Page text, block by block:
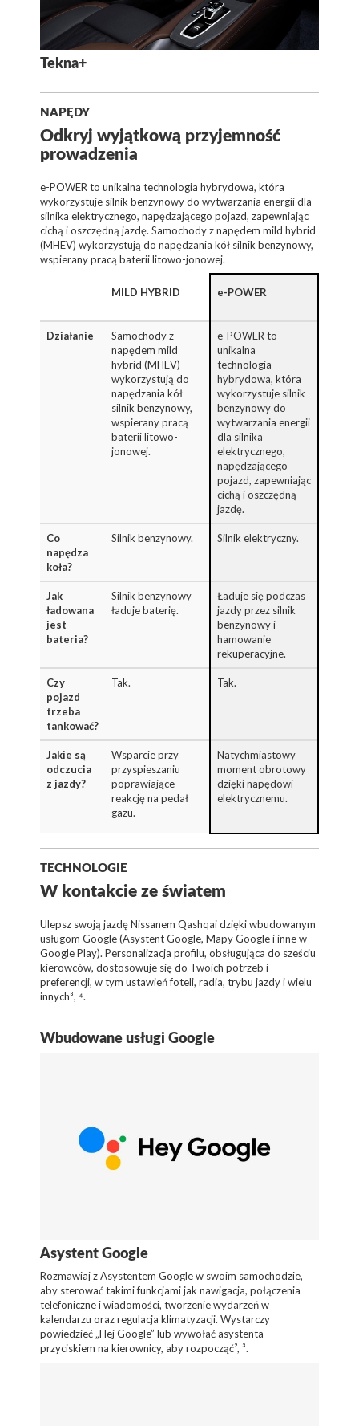
Tekna+
NAPĘDY
Odkryj wyjątkową przyjemność
prowadzenia
e-POWER to unikalna technologia hybrydowa, która
wykorzystuje silnik benzynowy do wytwarzania energii dla
silnika elektrycznego, napędzającego pojazd, zapewniając
cichą i oszczędną jazdę. Samochody z napędem mild hybrid
(MHEV) wykorzystują do napędzania kół silnik benzynowy,
wspierany pracą baterii litowo-jonowej.
MILD HYBRID e-POWER
Działanie
Samochody z
napędem mild
hybrid (MHEV)
wykorzystują do
napędzania kół
silnik benzynowy,
wspierany pracą
baterii litowo-
jonowej.
e-POWER to
unikalna
technologia
hybrydowa, która
wykorzystuje silnik
benzynowy do
wytwarzania energii
dla silnika
elektrycznego,
napędzającego
pojazd, zapewniając
cichą i oszczędną
jazdę.
Co
napędza
koła?
Silnik benzynowy. Silnik elektryczny.
Jak
ładowana
jest
bateria?
Silnik benzynowy
ładuje baterię.
Ładuje się podczas
jazdy przez silnik
benzynowy i
hamowanie
rekuperacyjne.
Czy
pojazd
trzeba
tankować?
Tak. Tak.
Jakie są
odczucia
z jazdy?
Wsparcie przy
przyspieszaniu
poprawiające
reakcję na pedał
gazu.
Natychmiastowy
moment obrotowy
dzięki napędowi
elektrycznemu.
TECHNOLOGIE
W kontakcie ze światem
Ulepsz swoją jazdę Nissanem Qashqai dzięki wbudowanym
usługom Google (Asystent Google, Mapy Google i inne w
Google Play). Personalizacja profilu, obsługująca do sześciu
kierowców, dostosowuje się do Twoich potrzeb i
preferencji, w tym ustawień foteli, radia, trybu jazdy i wielu
innych³, ⁴.
Wbudowane usługi Google
Asystent Google
Rozmawiaj z Asystentem Google w swoim samochodzie,
aby sterować takimi funkcjami jak nawigacja, połączenia
telefoniczne i wiadomości, tworzenie wydarzeń w
kalendarzu oraz regulacja klimatyzacji. Wystarczy
powiedzieć „Hej Google” lub wywołać asystenta
przyciskiem na kierownicy, aby rozpocząć², ³.